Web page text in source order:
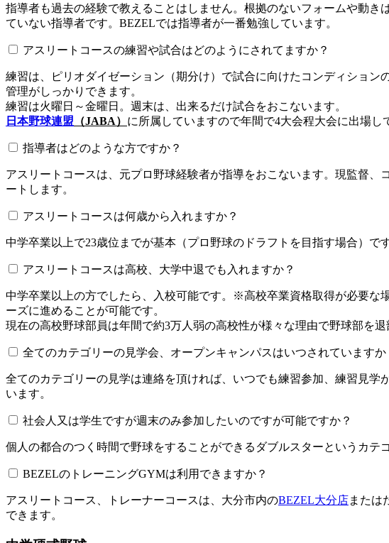
指導者も過去の経験で教えることはしません。根拠のないフォームや動
ていない指導者です。BEZELでは指導者が一番勉強しています。
アスリートコースの練習や試合はどのようにされてますか？
練習は、ピリオダイゼーション（期分け）で試合に向けたコンディショ
管理がしっかりできます。
練習は火曜日～金曜日。週末は、出来るだけ試合をおこないます。
日本野球連盟 （JABA） に所属していますので年間で4大会程大会に出場し
指導者はどのような方ですか？
アスリートコースは、元プロ野球経験者が指導をおこないます。現監督
ートします。
アスリートコースは何歳から入れますか？
中学卒業以上で23歳位までが基本（プロ野球のドラフトを目指す場合）
アスリートコースは高校、大学中退でも入れますか？
中学卒業以上の方でしたら、入校可能です。※高校卒業資格取得が必要な
ーズに進めることが可能です。
現在の高校野球部員は年間で約3万人弱の高校性が様々な理由で野球部を
全てのカテゴリーの見学会、オープンキャンパスはいつされていますか
全てのカテゴリーの見学は連絡を頂ければ、いつでも練習参加、練習見
います。
社会人又は学生ですが週末のみ参加したいのですが可能ですか？
個人の都合のつく時間で野球をすることができるダブルスターというカ
BEZELのトレーニングGYMは利用できますか？​​​​​
アスリートコース、トレーナーコースは、大分市内のBEZEL大分店または
できます。